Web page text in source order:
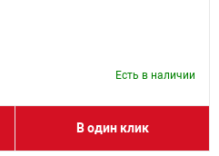
Есть в наличии
В один клик